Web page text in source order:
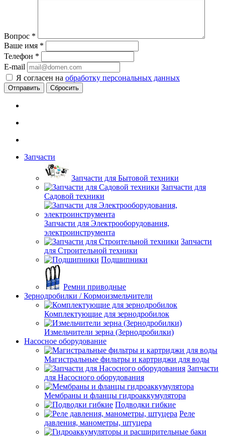
Вопрос *
Ваше имя *
Телефон *
E-mail
Я согласен на обработку персональных данных
Сбросить
Запчасти
Запчасти для Бытовой техники
Запчасти для
Садовой техники
Запчасти для Электрооборудования,
электроинструмента
Запчасти
для Строительной техники
Подшипники
Ремни приводные
Зернодробилки / Кормоизмельчители
Комплектующие для зернодробилок
Измельчители зерна (Зернодробилки)
Насосное оборудование
Магистральные фильтры и картриджи для воды
Запчасти
для Насосного оборудования
Мембраны и фланцы гидроаккумулятора
Подводки гибкие
Реле
давления, манометры, штуцера